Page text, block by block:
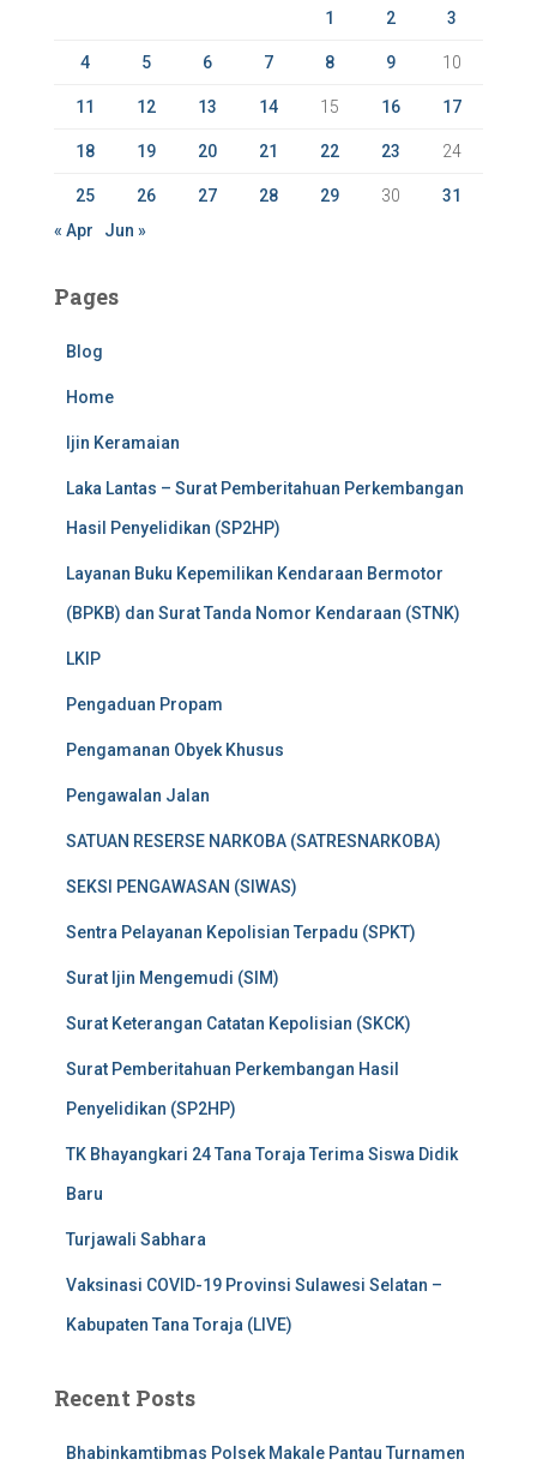
1 2 3
4 5 6 7 8 9 10
11 12 13 14 15 16 17
18 19 20 21 22 23 24
25 26 27 28 29 30
31
« Apr
Jun »
Pages
Blog
Home
Ijin Keramaian
Laka Lantas – Surat Pemberitahuan Perkembangan
Hasil Penyelidikan (SP2HP)
Layanan Buku Kepemilikan Kendaraan Bermotor
(BPKB) dan Surat Tanda Nomor Kendaraan (STNK)
LKIP
Pengaduan Propam
Pengamanan Obyek Khusus
Pengawalan Jalan
SATUAN RESERSE NARKOBA (SATRESNARKOBA)
SEKSI PENGAWASAN (SIWAS)
Sentra Pelayanan Kepolisian Terpadu (SPKT)
Surat Ijin Mengemudi (SIM)
Surat Keterangan Catatan Kepolisian (SKCK)
Surat Pemberitahuan Perkembangan Hasil
Penyelidikan (SP2HP)
TK Bhayangkari 24 Tana Toraja Terima Siswa Didik
Baru
Turjawali Sabhara
Vaksinasi COVID-19 Provinsi Sulawesi Selatan –
Kabupaten Tana Toraja (LIVE)
Recent Posts
Bhabinkamtibmas Polsek Makale Pantau Turnamen